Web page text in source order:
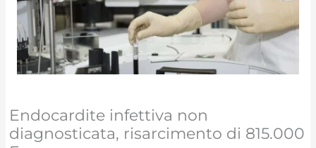
Endocardite infettiva non
diagnosticata, risarcimento di 815.000